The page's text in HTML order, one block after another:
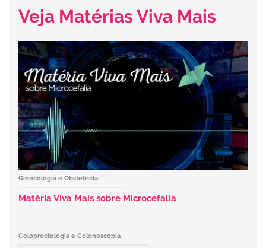
Veja Matérias Viva Mais
Ginecologia e Obstetrícia
Matéria Viva Mais sobre Microcefalia
Coloproctologia e Colonoscopia